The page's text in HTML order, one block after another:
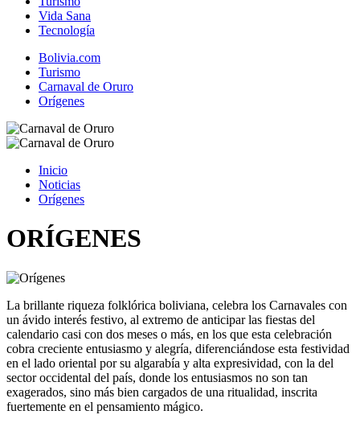
Vida Sana
Tecnología
Bolivia.com
Turismo
Carnaval de Oruro
Orígenes
Inicio
Noticias
Orígenes
ORÍGENES
La brillante riqueza folklórica boliviana, celebra los Carnavales con
un ávido interés festivo, al extremo de anticipar las fiestas del
calendario casi con dos meses o más, en los que esta celebración
cobra creciente entusiasmo y alegría, diferenciándose esta festividad
en el lado oriental por su algarabía y alta expresividad, con la del
sector occidental del país, donde los entusiasmos no son tan
exagerados, sino más bien cargados de una ritualidad, inscrita
fuertemente en el pensamiento mágico.